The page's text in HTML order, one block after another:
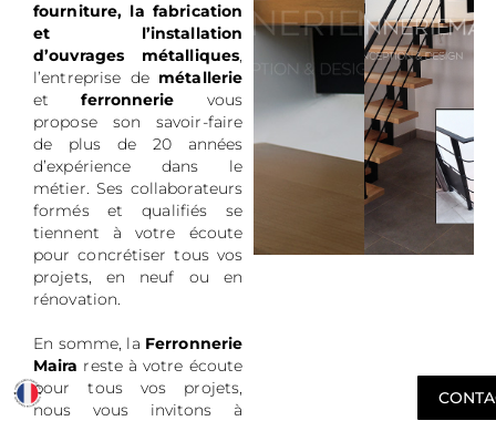
fourniture, la fabrication
et l’installation
d’ouvrages métalliques,
l’entreprise de métallerie
etferronnerie vous
propose son savoir-faire
de plus de 20 années
d’expérience dans le
métier. Ses collaborateurs
formés et qualifiés se
tiennent à votre écoute
pour concrétiser tous vos
projets, en neuf ou en
rénovation.
En somme, la Ferronnerie
Maira reste à votre écoute
pour tous vos projets,
nous vous invitons à